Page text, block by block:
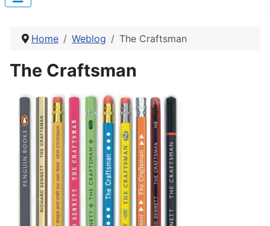
Home Weblog The Craftsman
The Craftsman